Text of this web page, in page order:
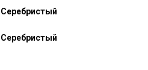
Серебристый
Серебристый